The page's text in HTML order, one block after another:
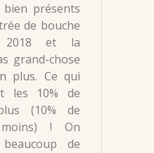
présents
de bouche
2018 et la
grand-chose
plus. Ce qui
les 10% de
(10% de
! On
de